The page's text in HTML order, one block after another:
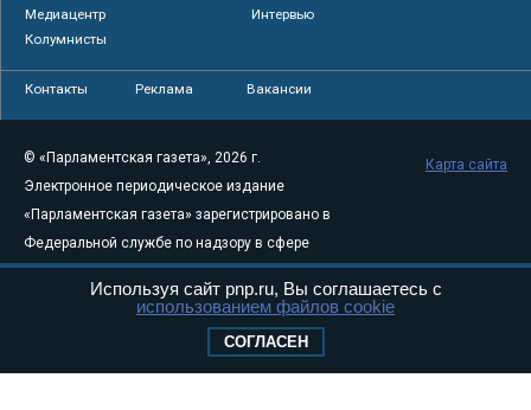
Медиацентр
Интервью
Колумнисты
Контакты Реклама Вакансии
© «Парламентская газета», 2026 г.
Электронное периодическое издание
«Парламентская газета» зарегистрировано в
Федеральной службе по надзору в сфере
связи, информационных технологий и
массовых коммуникаций (Роскомнадзор) 05
Свидетельство о регистрации Эл № ФС77-
Карта сайта
Используя сайт pnp.ru, Вы соглашаетесь с
использованием файлов cookie
СОГЛАСЕН